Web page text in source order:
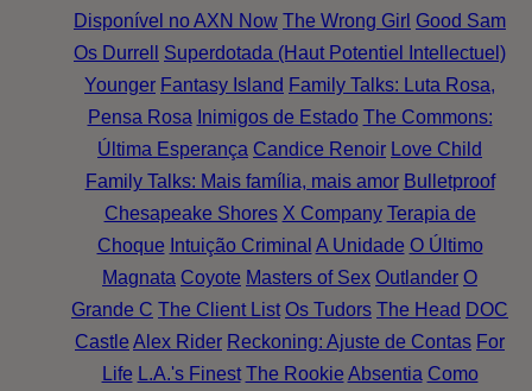
Disponível no AXN Now The Wrong Girl Good Sam
Os Durrell
Superdotada (Haut Potentiel Intellectuel)
Younger Fantasy Island Family Talks: Luta Rosa,
Pensa Rosa Inimigos de Estado The Commons:
Última Esperança Candice Renoir Love Child
Family Talks: Mais família, mais amor Bulletproof
Chesapeake Shores X Company Terapia de
Choque Intuição Criminal A Unidade O Último
Magnata Coyote Masters of Sex Outlander O
Grande C The Client List Os Tudors The Head DOC
Castle Alex Rider Reckoning: Ajuste de Contas For
Life L.A.'s Finest The Rookie Absentia Como